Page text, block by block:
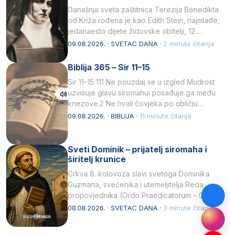
Današnja sveta zaštitnica Terezija Benedikta
od Križa rođena je kao Edith Stein, najmlađe,
jedanaesto dijete židovske obitelji, 12.
listopada 1891, u Wrocławu…
09.08.2026. · SVETAC DANA · 2 minute čitanja
Biblija 365 – Sir 11–15
Sir 11–15 111 Ne pouzdaj se u izgled Mudrost
uzvisuje glavu siromahui posađuje ga među
knezove.2 Ne hvali čovjeka po obličju
njegovui…
09.08.2026. · BIBLIJA · 11 minute čitanja
Sveti Dominik – prijatelj siromaha i
širitelj krunice
Crkva 8. kolovoza slavi svetoga Dominika
Guzmana, svećenika i utemeljitelja Reda
propovjednika (Ordo Praedicatorum – OP).
Svojim životom, dubokom ljubavlju prema
08.08.2026. · SVETAC DANA · 3 minute čitanja